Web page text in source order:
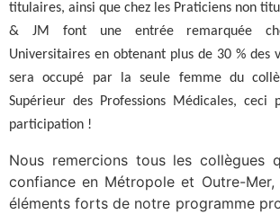
titulaires, ainsi que chez les Praticiens non
& JM font une entrée remarquée
Universitaires en obtenant plus de 30 % des
sera occupé par la seule femme du
Supérieur des Professions Médicales,
participation !
Nous remercions tous les collègues
confiance en Métropole et Outre-
éléments forts de notre programme